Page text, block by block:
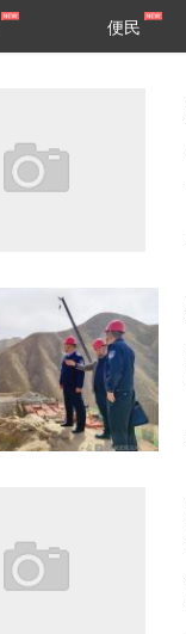
便民